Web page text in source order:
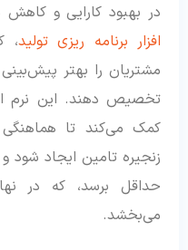
در بهبود کارایی و کاهش
افزار برنامه ریزی تولید،
مشتریان را بهتر پیش‌بینی
تخصیص دهند. این نرم
کمک می‌کند تا
زنجیره تامین ایجاد شود
حداقل برسد، که در
می‌بخشد.